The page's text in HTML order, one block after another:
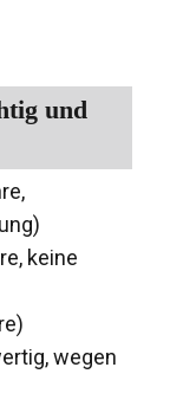
und
keine
wegen